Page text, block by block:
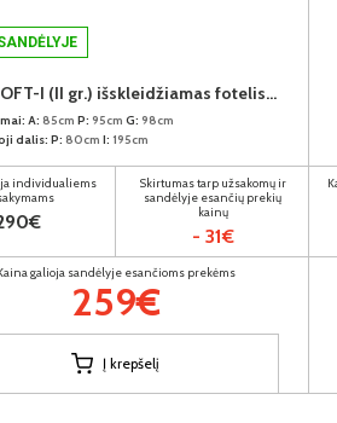
VIVA LOFT-I (II gr.) išskleidžiamas fotelis (Paros-04)
A: 85cm P: 95cm G: 98cm
dalis: P: 80cm I: 195cm
individualiems
Skirtumas tarp užsakomų ir
sandėlyje esančių prekių
kainų
- 31€
galioja sandėlyje esančioms prekėms
259€
Į krepšelį